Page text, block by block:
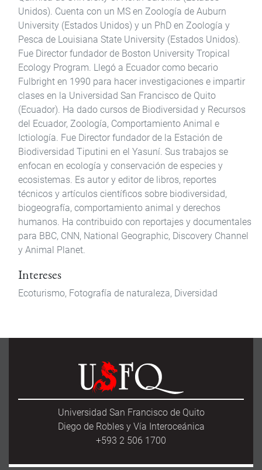
Unidos). Cuenta con un MS en Zoología de Auburn
University (Estados Unidos) y un PhD en Zoología y
Pesca de Louisiana State University (Estados Unidos).
Fue Director fundador de Boston University Tropical
Ecology Program. Llegó a Ecuador como becario
Fulbright en 1990 para hacer investigaciones e impartir
clases en la Universidad San Francisco de Quito
(Ecuador). Ha dado cursos de Biodiversidad y Recursos
del Ecuador, Zoología, Comportamiento Animal e
Ictiología. Fue Director fundador de la Estación de
Biodiversidad Tiputini en el Yasuní. Sus trabajos se
enfocan en ecología y conservación de especies y
ecosistemas. Es autor y editor de libros, reportes
técnicos y artículos científicos sobre biodiversidad,
biogeografía, comportamiento animal y derechos
humanos. Ha contribuido con reportajes y documentales
para BBC, CNN, National Geographic, Discovery Channel
y Animal Planet.
Intereses
Ecoturismo, Fotografía de naturaleza, Diversidad
Universidad San Francisco de Quito
Diego de Robles y Vía Interoceánica
+593 2 506 1700